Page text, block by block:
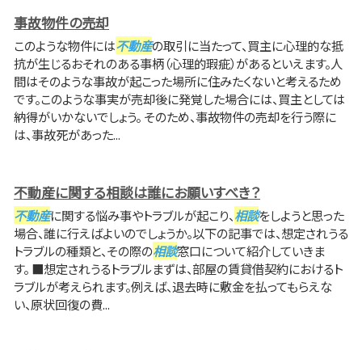
事故物件の売却
このような物件には不動産の取引に当たって、買主に心理的な抵
抗が生じるおそれのある事柄（心理的瑕疵）があるといえます。人
間はそのような事故が起こった場所に住みたくないと考えるため
です。このような事実が売却後に発覚した場合には、買主としては
納得がいかないでしょう。 そのため、事故物件の売却を行う際に
は、事故死があった...
不動産に関する相談は誰にお願いすべき？
不動産に関する悩み事やトラブルが起こり、相談をしようと思った
場合、誰に行えばよいのでしょうか。以下の記事では、想定されうる
トラブルの種類と、その際の相談窓口について紹介していきま
す。 ■想定されうるトラブルまずは、部屋の賃貸借契約におけるト
ラブルが考えられます。例えば、退去時に敷金を払ってもらえな
い、原状回復の費...